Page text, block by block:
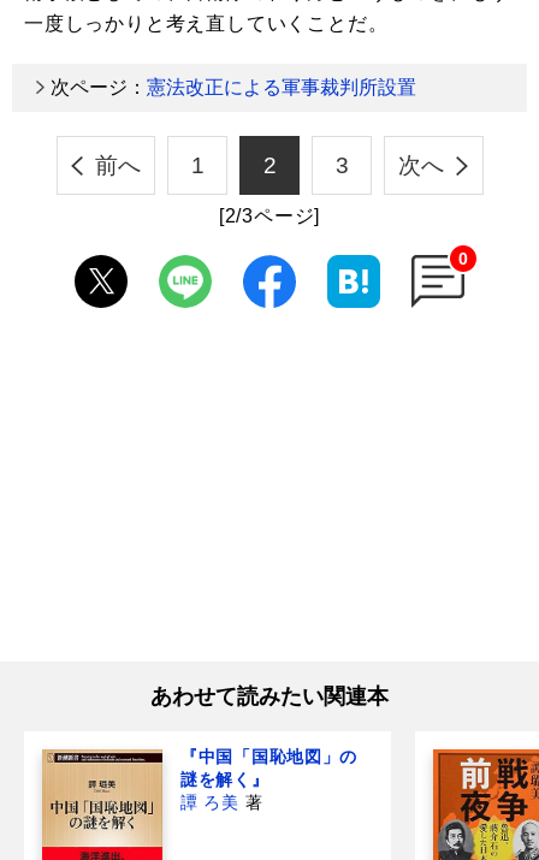
一度しっかりと考え直していくことだ。
次ページ： 憲法改正による軍事裁判所設置
前へ 1 2 3 次へ
[2/3ページ]
0
あわせて読みたい関連本
『中国「国恥地図」の
謎を解く』
譚 ろ美 著